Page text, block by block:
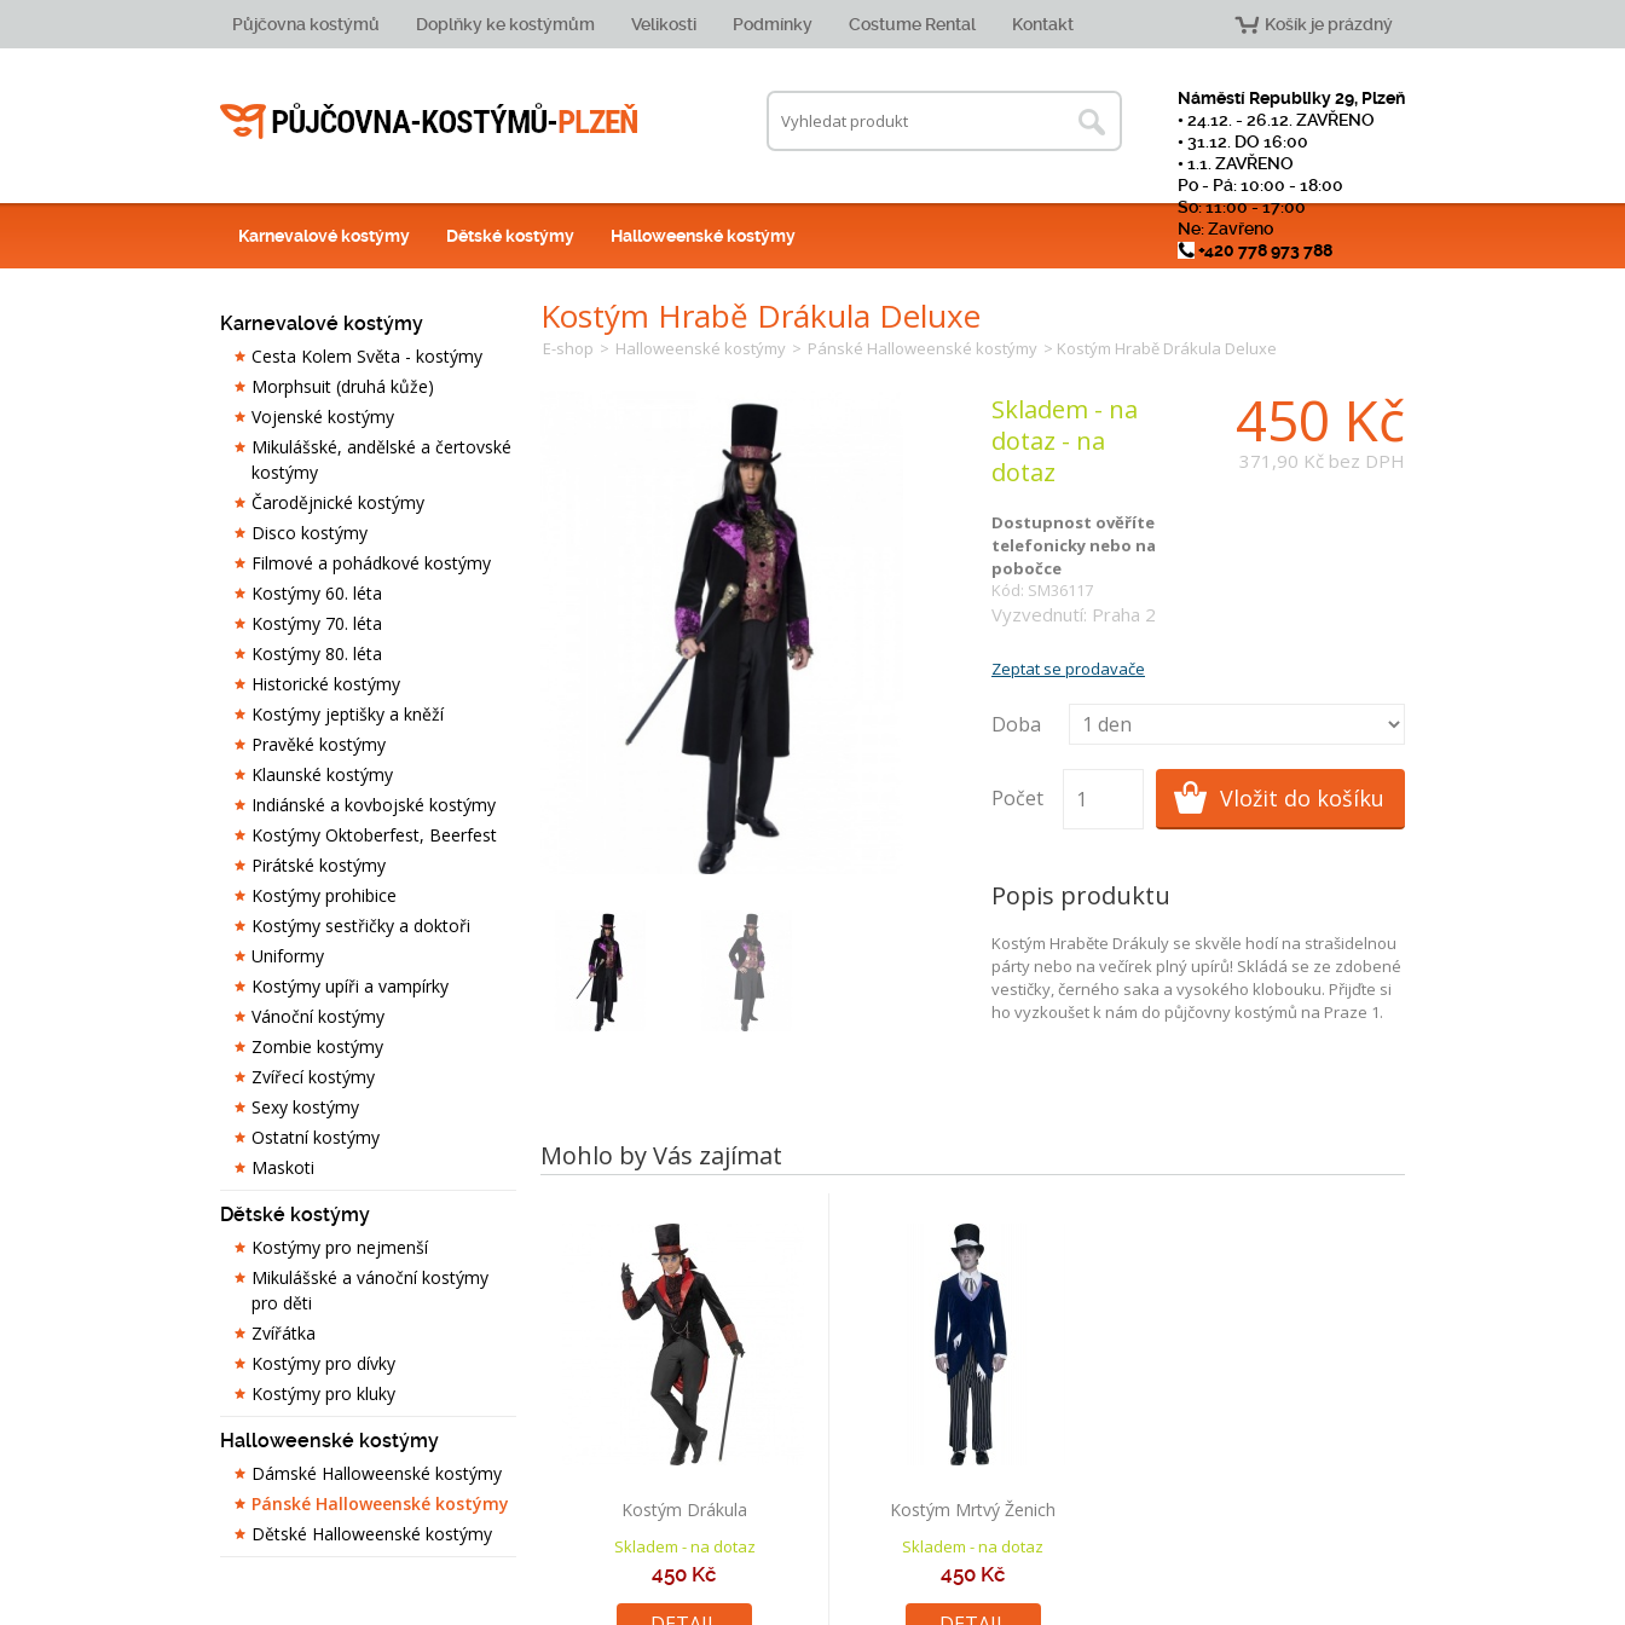
Půjčovna kostýmů Doplňky ke kostýmům Velikosti Podmínky Costume Rental Kontakt Košík je prázdný
Náměstí Republiky 29, Plzeň
• 24.12. - 26.12. ZAVŘENO
• 31.12. DO 16:00
• 1.1. ZAVŘENO
Po - Pá: 10:00 - 18:00
So: 11:00 - 17:00
Ne: Zavřeno
+420 778 973 788
Karnevalové kostýmy Dětské kostýmy Halloweenské kostýmy
Karnevalové kostýmy
Cesta Kolem Světa - kostýmy
Morphsuit (druhá kůže)
Vojenské kostýmy
Mikulášské, andělské a čertovské
kostýmy
Čarodějnické kostýmy
Disco kostýmy
Filmové a pohádkové kostýmy
Kostýmy 60. léta
Kostýmy 70. léta
Kostýmy 80. léta
Historické kostýmy
Kostýmy jeptišky a kněží
Pravěké kostýmy
Klaunské kostýmy
Indiánské a kovbojské kostýmy
Kostýmy Oktoberfest, Beerfest
Pirátské kostýmy
Kostýmy prohibice
Kostýmy sestřičky a doktoři
Uniformy
Kostýmy upíři a vampírky
Vánoční kostýmy
Zombie kostýmy
Zvířecí kostýmy
Sexy kostýmy
Ostatní kostýmy
Maskoti
Dětské kostýmy
Kostýmy pro nejmenší
Mikulášské a vánoční kostýmy
pro děti
Zvířátka
Kostýmy pro dívky
Kostýmy pro kluky
Halloweenské kostýmy
Dámské Halloweenské kostýmy
Pánské Halloweenské kostýmy
Dětské Halloweenské kostýmy
Kostým Hrabě Drákula Deluxe
E-shop > Halloweenské kostýmy > Pánské Halloweenské kostýmy > Kostým Hrabě Drákula Deluxe
450 Kč
371,90 Kč bez DPH
Skladem - na
dotaz - na
dotaz
Dostupnost ověříte
telefonicky nebo na
pobočce
Kód: SM36117
Vyzvednutí: Praha 2
Zeptat se prodavače
Doba
Počet
Popis produktu
Kostým Hraběte Drákuly se skvěle hodí na strašidelnou
párty nebo na večírek plný upírů! Skládá se ze zdobené
vestičky, černého saka a vysokého klobouku. Přijďte si
ho vyzkoušet k nám do půjčovny kostýmů na Praze 1.
Mohlo by Vás zajímat
Kostým Drákula
Skladem - na dotaz
450 Kč
Kostým Mrtvý Ženich
Skladem - na dotaz
450 Kč